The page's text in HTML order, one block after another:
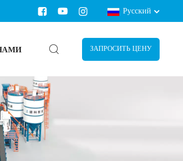
Русский
ЗАПРОСИТЬ ЦЕНУ